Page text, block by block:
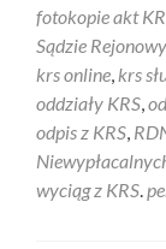
fotokopie akt
Sądzie
krs online, krs
oddziały KRS,
odpis z KRS,
wyciąg z KRS.